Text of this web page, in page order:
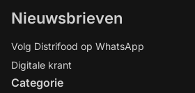
Nieuwsbrieven
Volg Distrifood op WhatsApp
Digitale krant
Categorie